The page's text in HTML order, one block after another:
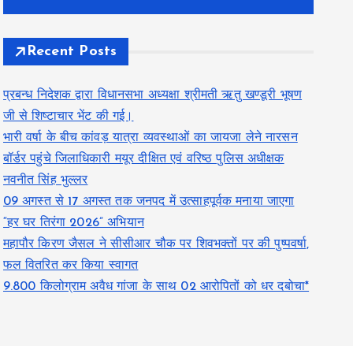
Recent Posts
प्रबन्ध निदेशक द्वारा विधानसभा अध्यक्षा श्रीमती ऋतु खण्डूरी भूषण
जी से शिष्टाचार भेंट की गई।
भारी वर्षा के बीच कांवड़ यात्रा व्यवस्थाओं का जायजा लेने नारसन
बॉर्डर पहुंचे जिलाधिकारी मयूर दीक्षित एवं वरिष्ठ पुलिस अधीक्षक
नवनीत सिंह भुल्लर
09 अगस्त से 17 अगस्त तक जनपद में उत्साहपूर्वक मनाया जाएगा
“हर घर तिरंगा 2026” अभियान
महापौर किरण जैसल ने सीसीआर चौक पर शिवभक्तों पर की पुष्पवर्षा,
फल वितरित कर किया स्वागत
9.800 किलोग्राम अवैध गांजा के साथ 02 आरोपितों को धर दबोचा*